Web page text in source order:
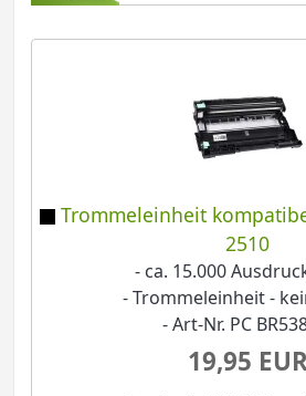
Trommeleinheit
2510
- ca. 15.000
- Trommeleinheit -
- Art-Nr. PC
19,95